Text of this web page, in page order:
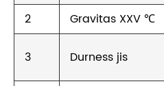
2
Gravitas XXV ℃
3 Durness jis